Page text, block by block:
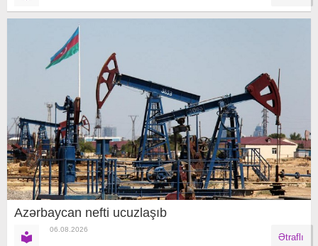
Azərbaycan nefti ucuzlaşıb
06.08.2026
Ətraflı